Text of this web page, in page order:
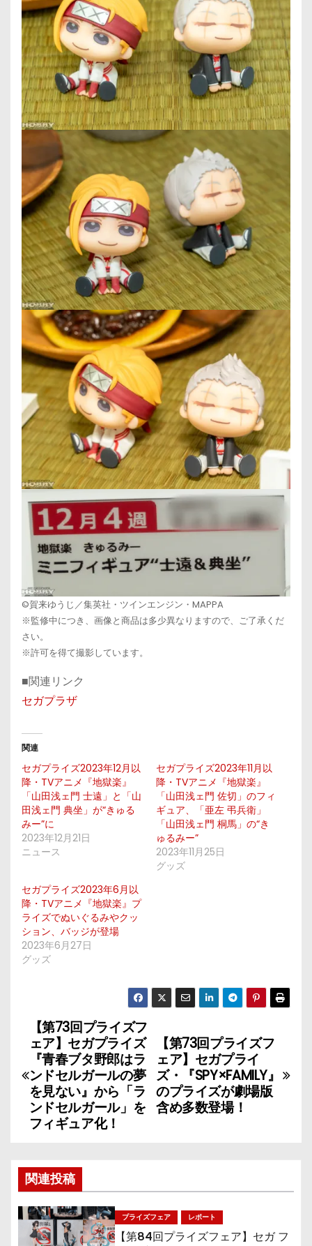
©賀来ゆうじ／集英社・ツインエンジン・MAPPA
※監修中につき、画像と商品は多少異なりますので、ご了承くだ
さい。
※許可を得て撮影しています。
■関連リンク
セガプラザ
関連
セガプライズ2023年12月以
降・TVアニメ『地獄楽』
「山田浅ェ門 士遠」と「山
田浅ェ門 典坐」が“きゅる
みー”に
2023年12月21日
ニュース
セガプライズ2023年11月以
降・TVアニメ『地獄楽』
「山田浅ェ門 佐切」のフィ
ギュア、「亜左 弔兵衛」
「山田浅ェ門 桐馬」の“き
ゅるみー”
2023年11月25日
グッズ
セガプライズ2023年6月以
降・TVアニメ『地獄楽』プ
ライズでぬいぐるみやクッ
ション、バッジが登場
2023年6月27日
グッズ
投
稿
ナ
ビ
ー
シ
ョ
【第73回プライズフ
ェア】セガプライ
ズ・『SPY×FAMILY』
のプライズが劇場版
含め多数登場！
【第73回プライズフ
ェア】セガプライズ
『青春ブタ野郎はラ
ンドセルガールの夢
を見ない』から「ラ
ンドセルガール」を
フィギュア化！
関連投稿
プライズフェア レポート
【第84回プライズフェア】セガ フ